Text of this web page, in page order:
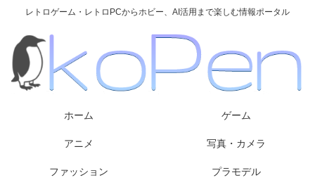
レトロゲーム・レトロPCからホビー、AI活用まで楽しむ情報ポータル
ホーム ゲーム
アニメ 写真・カメラ
ファッション プラモデル